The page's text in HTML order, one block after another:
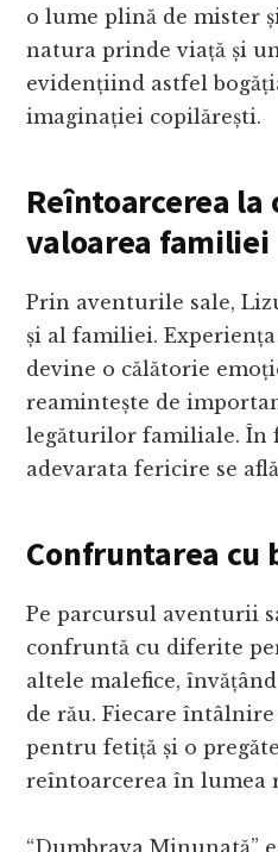
o lume plină de mister
natura prinde viață și
evidențiind astfel
imaginației copilărești.
Reîntoarcerea la
valoarea familiei
Prin aventurile sale,
și al familiei.
devine o călătorie
reamintește de
legăturilor familiale. În
adevarata fericire se
Confruntarea cu
Pe parcursul aventurii
confruntă cu diferite
altele malefice, învățând
de rău. Fiecare
pentru fetiță și o
reîntoarcerea în lumea